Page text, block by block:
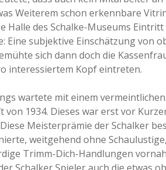
Weiterem schon erkennbare
Halle des Schalke-Museums
Eine subjektive Einschätzung von
sich dann doch die
interessiertem Kopf eintreten.
wartete mit einem vermeintlichen
1934. Dieses war erst vor
Meisterprämie der Schalker
weitgehend ohne
Trimm-Dich-Handlungen